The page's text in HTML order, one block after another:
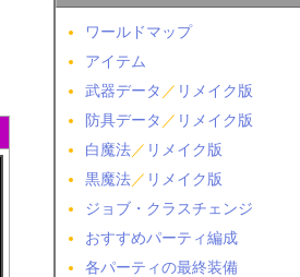
ワールドマップ
アイテム
武器データ ／ リメイク版
防具データ ／ リメイク版
白魔法／ リメイク版
黒魔法／ リメイク版
ジョブ・クラスチェンジ
おすすめパーティ編成
各パーティの最終装備